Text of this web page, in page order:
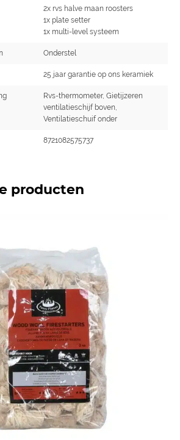
2x rvs halve maan roosters
1x plate setter
1x multi-level systeem
Onderstel
25 jaar garantie op ons keramiek
Rvs-thermometer, Gietijzeren
ventilatieschijf boven,
Ventilatieschuif onder
8721082575737
producten